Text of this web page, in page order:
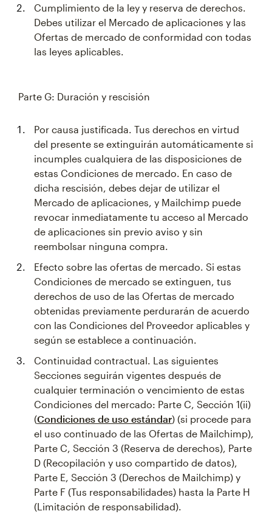
Cumplimiento de la ley y reserva de derechos.
Debes utilizar el Mercado de aplicaciones y las
Ofertas de mercado de conformidad con todas
las leyes aplicables.
Parte G: Duración y rescisión
Por causa justificada. Tus derechos en virtud
del presente se extinguirán automáticamente si
incumples cualquiera de las disposiciones de
estas Condiciones de mercado. En caso de
dicha rescisión, debes dejar de utilizar el
Mercado de aplicaciones, y Mailchimp puede
revocar inmediatamente tu acceso al Mercado
de aplicaciones sin previo aviso y sin
reembolsar ninguna compra.
Efecto sobre las ofertas de mercado. Si estas
Condiciones de mercado se extinguen, tus
derechos de uso de las Ofertas de mercado
obtenidas previamente perdurarán de acuerdo
con las Condiciones del Proveedor aplicables y
según se establece a continuación.
Continuidad contractual. Las siguientes
Secciones seguirán vigentes después de
cualquier terminación o vencimiento de estas
Condiciones del mercado: Parte C, Sección 1(ii)
(Condiciones de uso estándar) (si procede para
el uso continuado de las Ofertas de Mailchimp),
Parte C, Sección 3 (Reserva de derechos), Parte
D (Recopilación y uso compartido de datos),
Parte E, Sección 3 (Derechos de Mailchimp) y
Parte F (Tus responsabilidades) hasta la Parte H
(Limitación de responsabilidad).